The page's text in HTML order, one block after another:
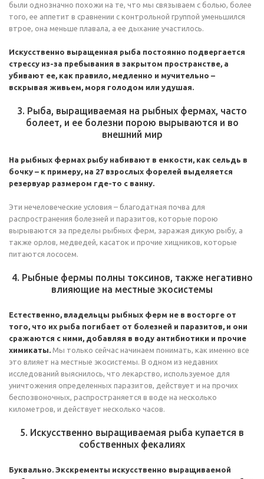
были однозначно похожи на те, что мы связываем с болью, более
того, ее аппетит в сравнении с контрольной группой уменьшился
втрое, она меньше плавала, а ее дыхание участилось.
Искусственно выращенная рыба постоянно подвергается
стрессу из-за пребывания в закрытом пространстве, а
убивают ее, как правило, медленно и мучительно –
вскрывая живьем, моря голодом или удушая.
3. Рыба, выращиваемая на рыбных фермах, часто
болеет, и ее болезни порою вырываются и во
внешний мир
На рыбных фермах рыбу набивают в емкости, как сельдь в
бочку – к примеру, на 27 взрослых форелей выделяется
резервуар размером где-то с ванну.
Эти нечеловеческие условия – благодатная почва для
распространения болезней и паразитов, которые порою
вырываются за пределы рыбных ферм, заражая дикую рыбу, а
также орлов, медведей, касаток и прочие хищников, которые
питаются лососем.
4. Рыбные фермы полны токсинов, также негативно
влияющие на местные экосистемы
Естественно, владельцы рыбных ферм не в восторге от
того, что их рыба погибает от болезней и паразитов, и они
сражаются с ними, добавляя в воду антибиотики и прочие
химикаты. Мы только сейчас начинаем понимать, как именно все
это влияет на местные экосистемы. В одном из недавних
исследований выяснилось, что лекарство, используемое для
уничтожения определенных паразитов, действует и на прочих
беспозвоночных, распространяется в воде на несколько
километров, и действует несколько часов.
5. Искусственно выращиваемая рыба купается в
собственных фекалиях
Буквально. Экскременты искусственно выращиваемой